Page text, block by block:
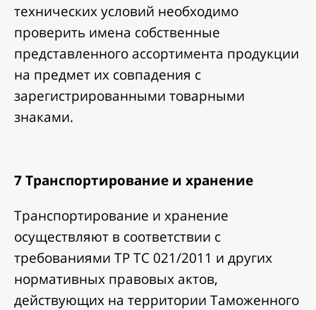
технических условий необходимо
проверить имена собственные
представленного ассортимента продукции
на предмет их совпадения с
зарегистрированными товарными
знаками.
7 Транспортирование и хранение
Транспортирование и хранение
осуществляют в соответствии с
требованиями ТР ТС 021/2011 и других
нормативных правовых актов,
действующих на территории Таможенного